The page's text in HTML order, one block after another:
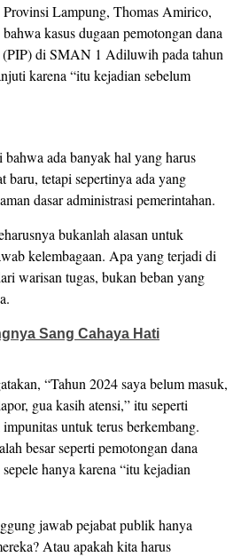
Lampung, Thomas Amirico,
kasus dugaan pemotongan dana
(PIP) di SMAN 1 Adiluwih pada tahun
karena “itu kejadian sebelum
ada banyak hal yang harus
baru, tetapi sepertinya ada yang
dasar administrasi pemerintahan.
bukanlah alasan untuk
kelembagaan. Apa yang terjadi di
warisan tugas, bukan beban yang
Sang Cahaya Hati
“Tahun 2024 saya belum masuk,
gua kasih atensi,” itu seperti
untuk terus berkembang.
besar seperti pemotongan dana
hanya karena “itu kejadian
jawab pejabat publik hanya
Atau apakah kita harus